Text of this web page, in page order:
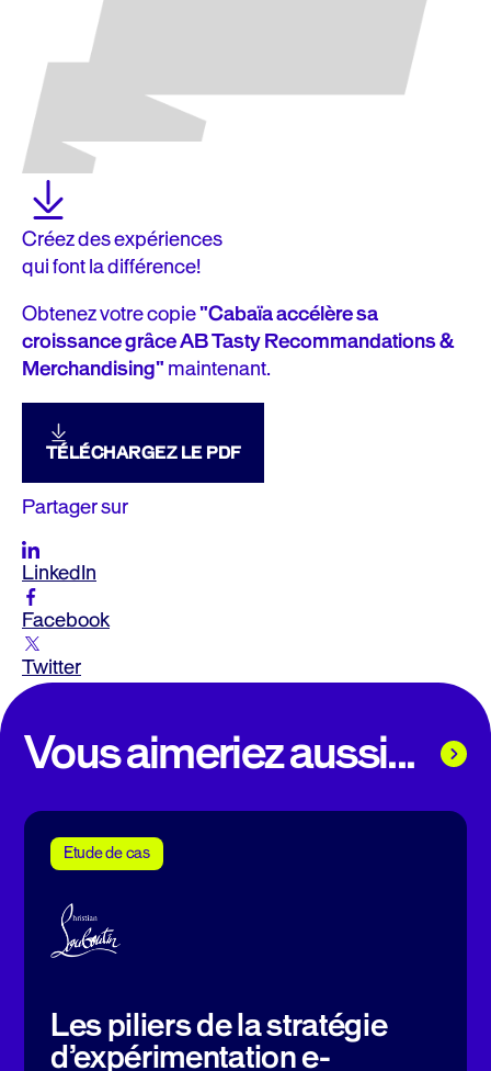
Créez des expériences
qui font la différence!
Obtenez votre copie"Cabaïa accélère sa
croissance grâce AB Tasty Recommandations &
Merchandising"maintenant.
TÉLÉCHARGEZ LE PDF
Partager sur
LinkedIn
Facebook
Twitter
Vous aimeriez aussi...
Etude de cas
Les piliers de la stratégie
d’expérimentation e-